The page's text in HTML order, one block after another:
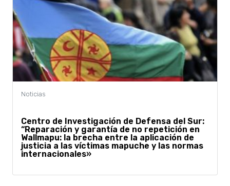
Centro de Investigación de Defensa del Sur:
“Reparación y garantía de no repetición en
Wallmapu: la brecha entre la aplicación de
justicia a las víctimas mapuche y las normas
internacionales»